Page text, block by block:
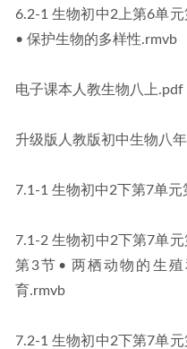
6.2-1 生物初中2上第6单
• 保护生物的多样性.rmvb
电子课本人教生物八上.pdf
升级版人教版初中生物八
7.1-1 生物初中2下第7单
7.1-2 生物初中2下第7单
第3节• 两栖动物的生
育.rmvb
7.2-1 生物初中2下第7单